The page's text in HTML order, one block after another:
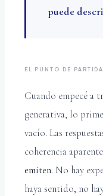
puede
EL PUNTO DE
Cuando empecé a
generativa, lo
vacío. Las
coherencia
emiten. No hay
haya sentido, no